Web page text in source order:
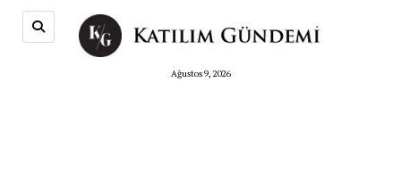
Ağustos 9, 2026